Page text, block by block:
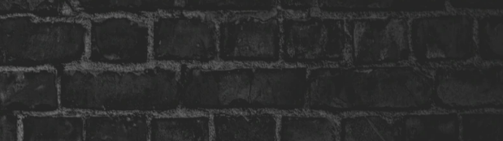
amante.Vá com os amigos, tome uma cerveja
e se mije de tanto rir (não faça isso, por favor).